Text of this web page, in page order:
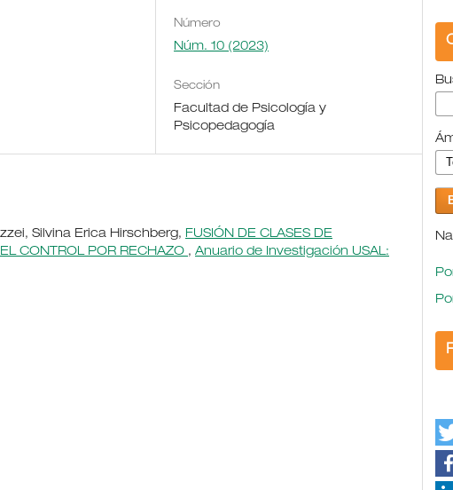
Número
Núm. 10 (2023)
Sección
Facultad de Psicología y
Psicopedagogía
Silvina Erica Hirschberg, FUSIÓN DE CLASES DE
CONTROL POR RECHAZO , Anuario de Investigación USAL: